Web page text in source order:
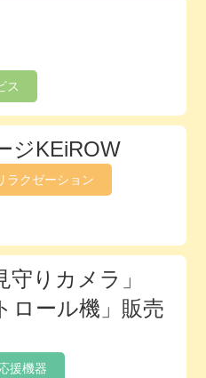
ス
ジKEiROW
ラクゼーション
守りカメラ」
ロール機」販売
援機器